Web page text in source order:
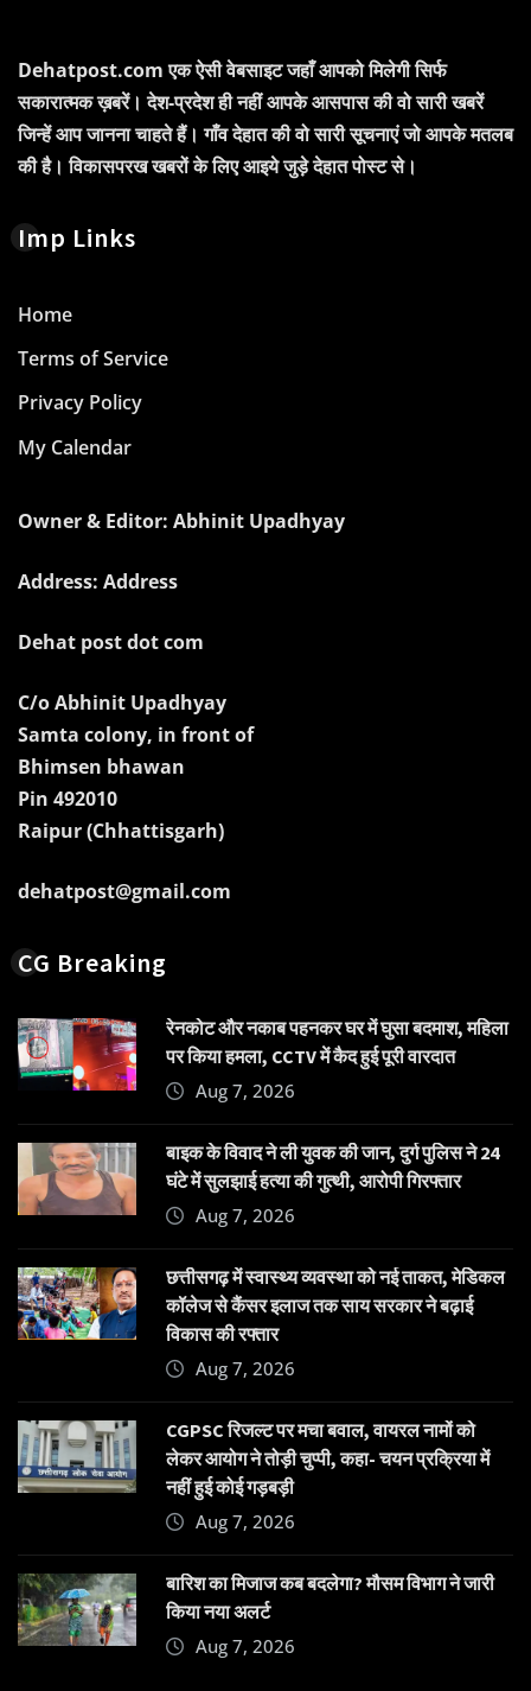
Dehatpost.com एक ऐसी वेबसाइट जहाँ आपको मिलेगी सिर्फ
सकारात्मक ख़बरें। देश-प्रदेश ही नहीं आपके आसपास की वो सारी खबरें
जिन्हें आप जानना चाहते हैं। गाँव देहात की वो सारी सूचनाएं जो आपके मतलब
की है। विकासपरख खबरों के लिए आइये जुड़े देहात पोस्ट से।
Imp Links
Home
Terms of Service
Privacy Policy
My Calendar
Owner & Editor: Abhinit Upadhyay
Address: Address
Dehat post dot com
C/o Abhinit Upadhyay
Samta colony, in front of
Bhimsen bhawan
Pin 492010
Raipur (Chhattisgarh)
dehatpost@gmail.com
CG Breaking
रेनकोट और नकाब पहनकर घर में घुसा बदमाश, महिला
पर किया हमला, CCTV में कैद हुई पूरी वारदात
Aug 7, 2026
बाइक के विवाद ने ली युवक की जान, दुर्ग पुलिस ने 24
घंटे में सुलझाई हत्या की गुत्थी, आरोपी गिरफ्तार
Aug 7, 2026
छत्तीसगढ़ में स्वास्थ्य व्यवस्था को नई ताकत, मेडिकल
कॉलेज से कैंसर इलाज तक साय सरकार ने बढ़ाई
विकास की रफ्तार
Aug 7, 2026
CGPSC रिजल्ट पर मचा बवाल, वायरल नामों को
लेकर आयोग ने तोड़ी चुप्पी, कहा- चयन प्रक्रिया में
नहीं हुई कोई गड़बड़ी
Aug 7, 2026
बारिश का मिजाज कब बदलेगा? मौसम विभाग ने जारी
किया नया अलर्ट
Aug 7, 2026